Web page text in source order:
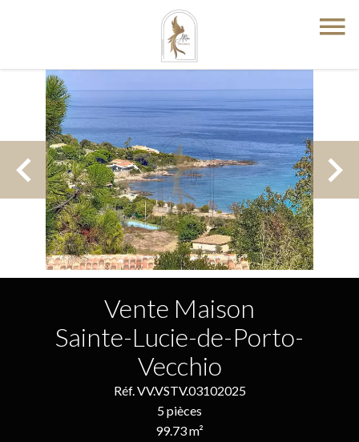
Vente Maison
Sainte-Lucie-de-Porto-
Vecchio
Réf. VV.VSTV.03102025
5 pièces
99.73 m²